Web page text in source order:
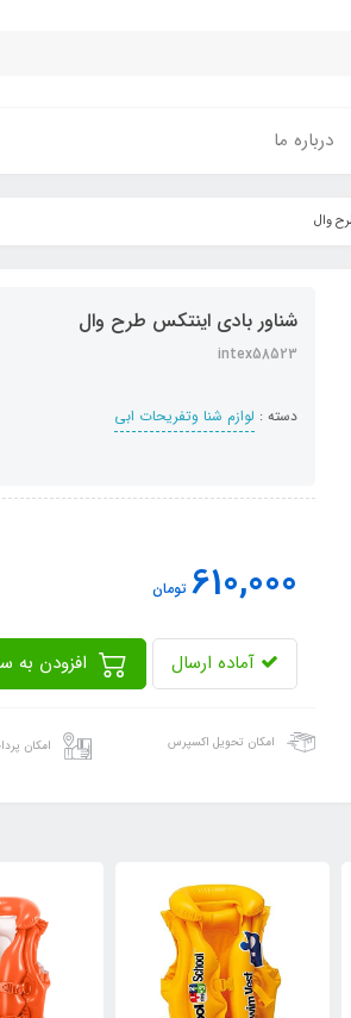
درباره ما
وال
شناور بادی اینتکس طرح وال
intex58523
دسته : لوازم شنا وتفریحات ابی
610,000تومان
آماده ارسال
امکان تحویل اکسپرس امکان